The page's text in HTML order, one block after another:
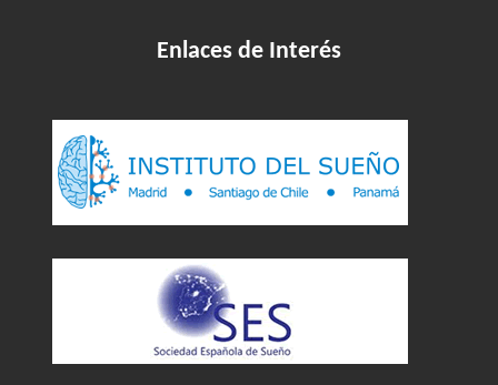
Enlaces de Interés